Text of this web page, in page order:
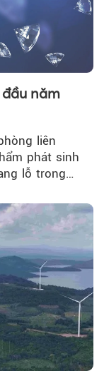
năm
liên
phát sinh
lỗ trong